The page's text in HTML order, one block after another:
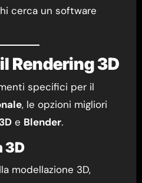
cerca un software
Rendering 3D
specifici per il
, le opzioni migliori
e Blender.
3D
modellazione 3D,